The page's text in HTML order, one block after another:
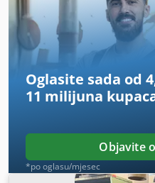
Werkzeugmaschinen
odvajanja strugotine, koji
toplo, a svrha mu je
i zamorne čvrstoće).
Oglasite sada od
11 milijuna
Objavite
*po oglasu/mjesec